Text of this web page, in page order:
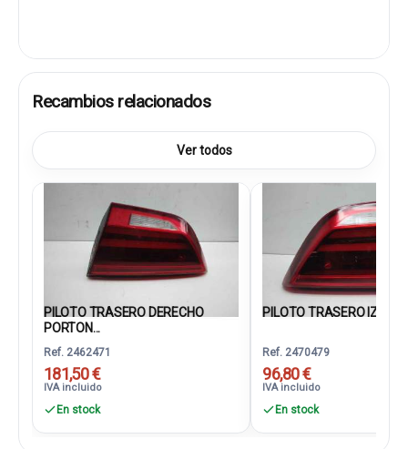
Recambios relacionados
Ver todos
PILOTO TRASERO DERECHO
PORTON...
Ref. 2462471
181,50 €
IVA incluido
En stock
PILOTO TRASERO
Ref. 2470479
96,80 €
IVA incluido
En stock